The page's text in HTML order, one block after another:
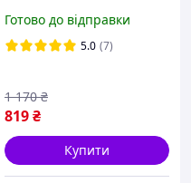
гнучким виливом Кран на
кухню (Німеччина)
Готово до відправки
5.0 (7)
819₴
1 170 ₴
Купити